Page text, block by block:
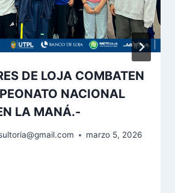
DE LOJA COMBATEN
NACIONAL
LA MANÁ.-
marzo 5, 2026